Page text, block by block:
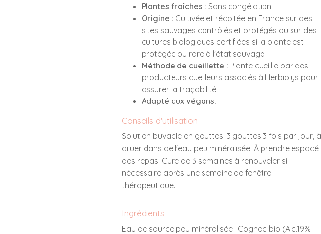
Plantes fraîches : Sans congélation.
Origine : Cultivée et récoltée en France sur des
sites sauvages contrôlés et protégés ou sur des
cultures biologiques certifiées si la plante est
protégée ou rare à l'état sauvage.
Méthode de cueillette : Plante cueillie par des
producteurs cueilleurs associés à Herbiolys pour
assurer la traçabilité.
Adapté aux végans.
Conseils d'utilisation
Solution buvable en gouttes. 3 gouttes 3 fois par jour, à
diluer dans de l'eau peu minéralisée. À prendre espacé
des repas. Cure de 3 semaines à renouveler si
nécessaire après une semaine de fenêtre
thérapeutique.
Ingrédients
Eau de source peu minéralisée | Cognac bio (Alc.19%